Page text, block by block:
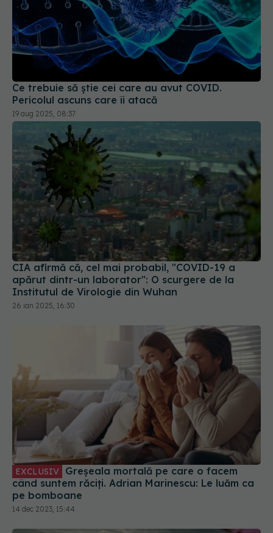
Ce trebuie să știe cei care au avut COVID.
Pericolul ascuns care îi atacă
19 aug 2025, 08:37
CIA afirmă că, cel mai probabil, "COVID-19 a
apărut dintr-un laborator": O scurgere de la
Institutul de Virologie din Wuhan
26 ian 2025, 16:30
EXCLUSIV
Greșeala mortală pe care o facem
când suntem răciți. Adrian Marinescu: Le luăm ca
pe bomboane
14 dec 2023, 15:44